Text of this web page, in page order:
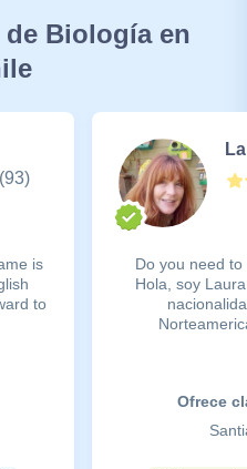
Biología en
(93)
is
to
Do you need
Hola, soy
Ofrece